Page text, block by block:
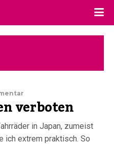
verboten
in Japan, zumeist
ich extrem praktisch. So